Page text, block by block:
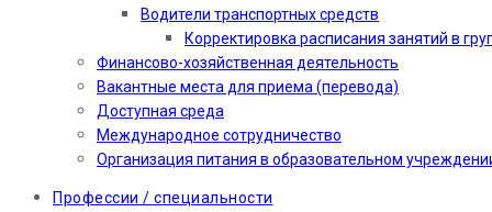
Водители транспортных средств
Корректировка расписания занятий в
Финансово-хозяйственная деятельность
Вакантные места для приема (перевода)
Доступная среда
Международное сотрудничество
Организация питания в образовательном
Профессии / специальности